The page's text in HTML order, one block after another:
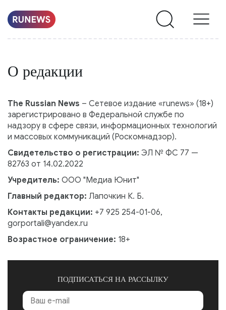
РУБРИКИ
О
НАС
О редакции
The Russian News – Сетевое издание «runews» (18+)
зарегистрировано в Федеральной службе по
надзору в сфере связи, информационных технологий
и массовых коммуникаций (Роскомнадзор).
Свидетельство о регистрации: ЭЛ № ФС 77 —
82763 от 14.02.2022
Учредитель: ООО "Медиа Юнит"
Главный редактор: Лапочкин К. Б.
Контакты редакции: +7 925 254-01-06,
gorportali@yandex.ru
Возрастное ограничение: 18+
ПОДПИСАТЬСЯ НА РАССЫЛКУ